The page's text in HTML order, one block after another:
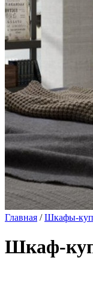
Главная /Шкафы-
Шкаф-